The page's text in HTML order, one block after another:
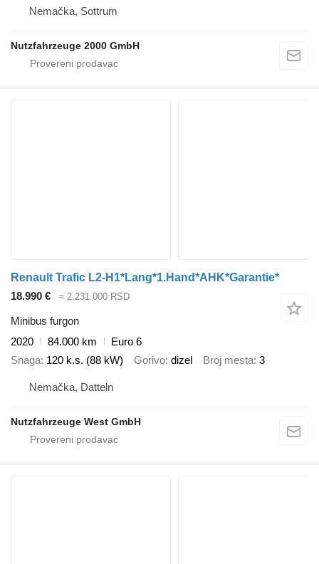
Nemačka, Sottrum
Nutzfahrzeuge 2000 GmbH
Renault Trafic L2-H1*Lang*1.Hand*AHK*Garantie*
18.990 €
≈ 2.231.000 RSD
Minibus furgon
2020
84.000 km
Euro 6
Snaga 120 k.s. (88 kW) Gorivo dizel Broj mesta 3
Nemačka, Datteln
Nutzfahrzeuge West GmbH